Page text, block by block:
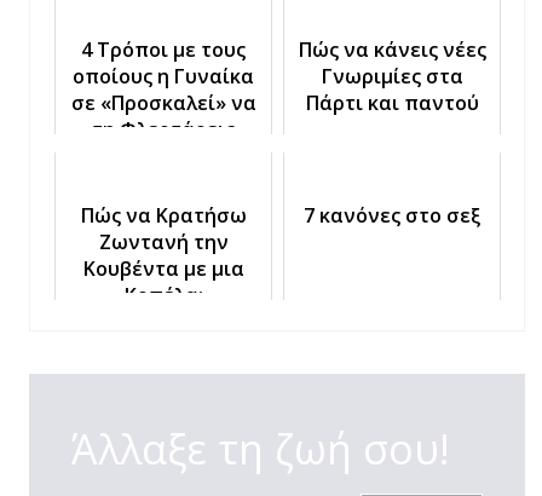
4 Τρόποι με τους
οποίους η Γυναίκα
σε «Προσκαλεί» να
τη Φλερτάρεις
Πώς να κάνεις νέες
Γνωριμίες στα
Πάρτι και παντού
Πώς να Κρατήσω
Ζωντανή την
Κουβέντα με μια
Κοπέλα;
7 κανόνες στο σεξ
Άλλαξε τη ζωή σου!